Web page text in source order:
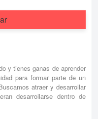
y tienes ganas de aprender
para formar parte de un
atraer y desarrollar
desarrollarse dentro de